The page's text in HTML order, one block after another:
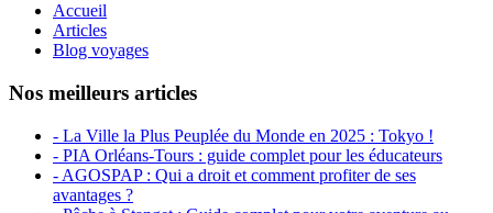
Accueil
Articles
Blog voyages
Nos meilleurs articles
- La Ville la Plus Peuplée du Monde en 2025 : Tokyo !
- PIA Orléans-Tours : guide complet pour les éducateurs
- AGOSPAP : Qui a droit et comment profiter de ses
avantages ?